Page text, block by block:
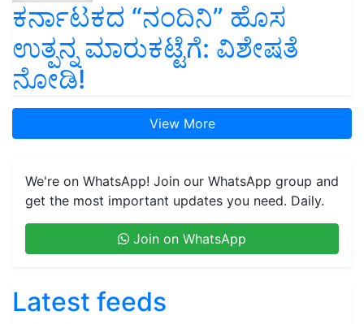
ಕರ್ನಾಟಕದ “ನಂದಿನಿ” ಹೊಸ
ಉತ್ಪನ್ನ ಮಾರುಕಟ್ಟೆಗೆ: ವಿಶೇಷತೆ
ನೋಡಿ!
View More
We're on WhatsApp! Join our WhatsApp group and
get the most important updates you need. Daily.
Join on WhatsApp
Latest feeds